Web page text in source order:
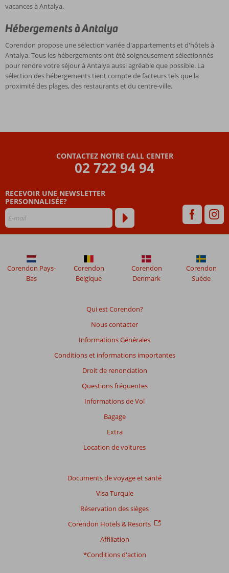
vacances à Antalya.
Hébergements à Antalya
Corendon propose une sélection variée d'appartements et d'hôtels à
Antalya. Tous les hébergements ont été soigneusement sélectionnés
pour rendre votre séjour à Antalya aussi agréable que possible. La
sélection des hébergements tient compte de facteurs tels que la
proximité des plages, des restaurants et du centre-ville.
CONTACTEZ NOTRE CALL CENTER
02 722 94 94
RECEVOIR UNE NEWSLETTER
PERSONNALISÉE?
Qui est Corendon?
Nous contacter
Informations Générales
Conditions et informations importantes
Droit de renonciation
Questions fréquentes
Informations de Vol
Bagage
Extra
Location de voitures
Documents de voyage et santé
Visa Turquie
Réservation des sièges
Corendon Hotels & Resorts
Affiliation
*Conditions d'action
Corendon Pays-
Bas
Corendon
Belgique
Corendon
Denmark
Corendon
Suède